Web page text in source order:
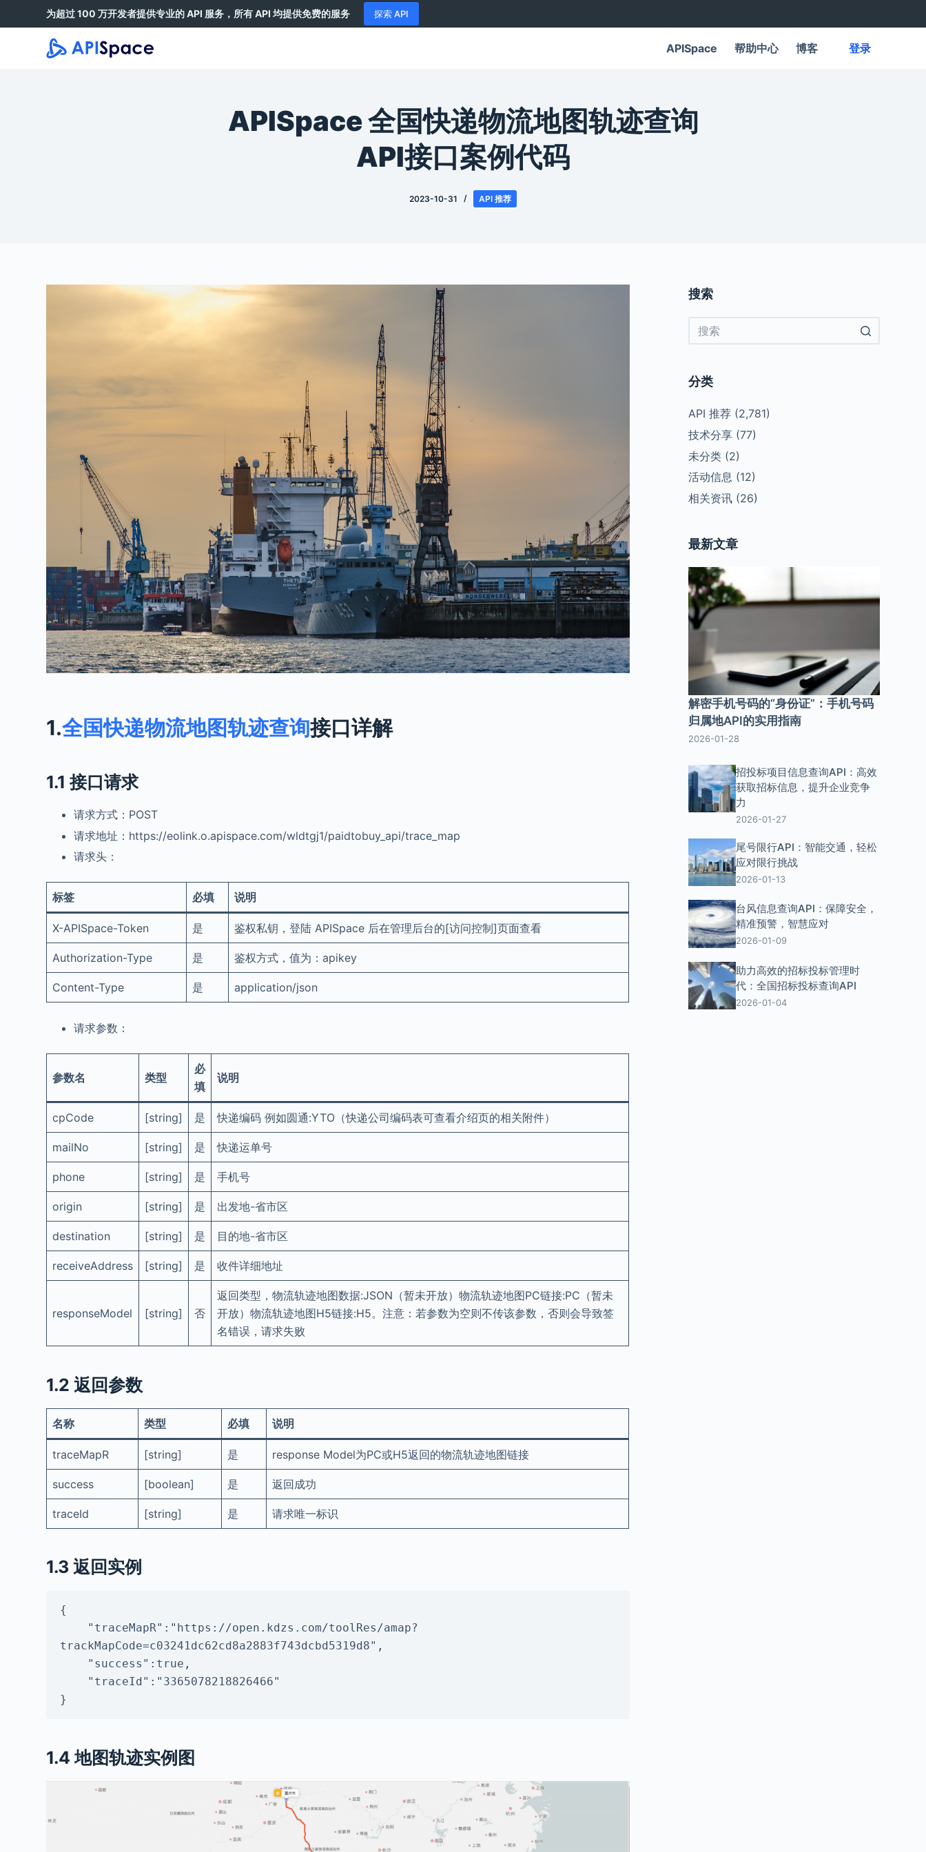
为超过 100 万开发者提供专业的 API 服务，所有 API 均提供免费的服务 探索 API
APISpace 帮助中心 博客 登录
APISpace 全国快递物流地图轨迹查询
API接口案例代码
2023-10-31 API 推荐
1.全国快递物流地图轨迹查询接口详解
1.1 接口请求
请求方式：POST
请求地址：https://eolink.o.apispace.com/wldtgj1/paidtobuy_api/trace_map
请求头：
标签 必填 说明
X-APISpace-Token 是 鉴权私钥，登陆 APISpace 后在管理后台的[访问控制]页面查看
Authorization-Type 是 鉴权方式，值为：apikey
Content-Type 是 application/json
请求参数：
参数名 类型
必
填
说明
cpCode [string] 是 快递编码 例如圆通:YTO（快递公司编码表可查看介绍页的相关附件）
mailNo [string] 是 快递运单号
phone [string] 是 手机号
origin [string] 是 出发地-省市区
destination [string] 是 目的地-省市区
receiveAddress [string] 是 收件详细地址
responseModel [string] 否
返回类型，物流轨迹地图数据:JSON（暂未开放）物流轨迹地图PC链接:PC（暂未
开放）物流轨迹地图H5链接:H5。注意：若参数为空则不传该参数，否则会导致签
名错误，请求失败
1.2 返回参数
名称 类型 必填 说明
traceMapR [string] 是 response Model为PC或H5返回的物流轨迹地图链接
success [boolean] 是 返回成功
traceId [string] 是 请求唯一标识
1.3 返回实例
{
trackMapCode=c03241dc62cd8a2883f743dcbd5319d8",
}
1.4 地图轨迹实例图
搜索
分类
API 推荐(2,781)
技术分享(77)
未分类(2)
活动信息 (12)
相关资讯(26)
最新文章
解密手机号码的“身份证”：手机号码
归属地API的实用指南
2026-01-28
招投标项目信息查询API：高效
获取招标信息，提升企业竞争
力
2026-01-27
尾号限行API：智能交通，轻松
应对限行挑战
2026-01-13
台风信息查询API：保障安全，
精准预警，智慧应对
2026-01-09
助力高效的招标投标管理时
代：全国招标投标查询API
2026-01-04